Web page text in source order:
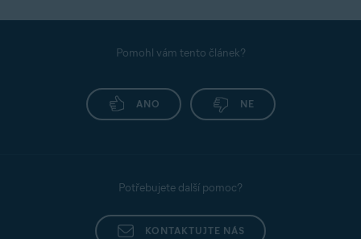
Pomohl vám tento článek?
ANO NE
Potřebujete další pomoc?
KONTAKTUJTE NÁS